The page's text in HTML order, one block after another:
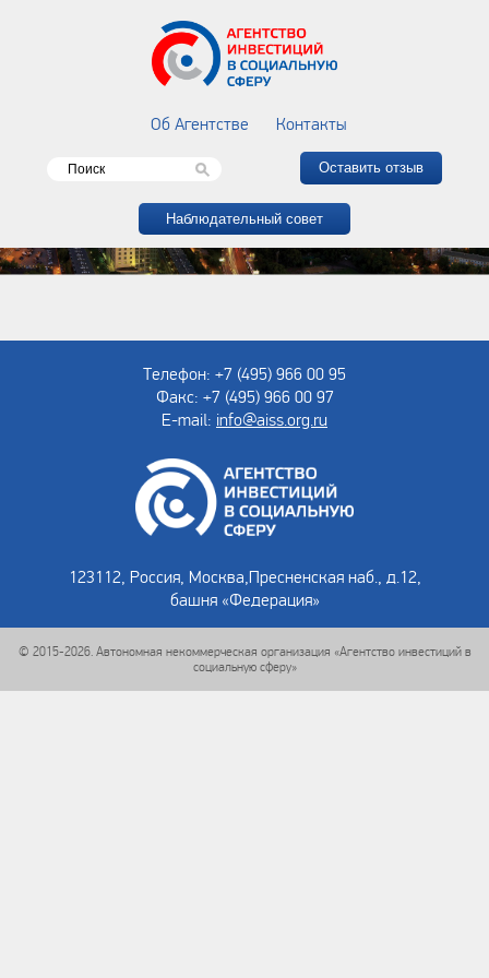
Об Агентстве Контакты
Оставить отзыв
Наблюдательный совет
Телефон: +7 (495) 966 00 95
Факс: +7 (495) 966 00 97
E-mail: info@aiss.org.ru
123112, Россия, Москва, Пресненская наб., д.12,
башня «Федерация»
© 2015-2026. Автономная некоммерческая организация «Агентство инвестиций в
социальную сферу»